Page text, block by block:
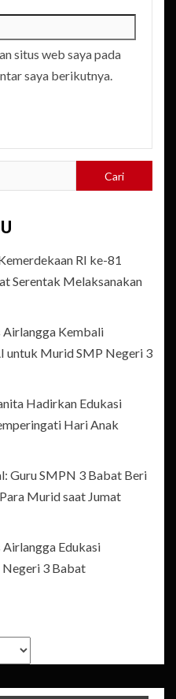
situs web saya pada
saya berikutnya.
RI ke-81
Serentak Melaksanakan
Kembali
untuk Murid SMP Negeri 3
Hadirkan Edukasi
Hari Anak
Guru SMPN 3 Babat Beri
Murid saat Jumat
Edukasi
Negeri 3 Babat